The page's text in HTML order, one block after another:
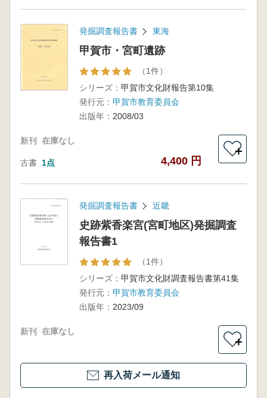
発掘調査報告書 東海
甲賀市・宮町遺跡
（1件）
シリーズ： 甲賀市文化財報告第10集
発行元： 甲賀市教育委員会
出版年： 2008/03
新刊 在庫なし
古書 1点 4,400 円
＋
発掘調査報告書 近畿
史跡紫香楽宮(宮町地区)発掘調査
報告書1
（1件）
シリーズ： 甲賀市文化財調査報告書第41集
発行元： 甲賀市教育委員会
出版年： 2023/09
新刊 在庫なし
＋
再入荷メール通知